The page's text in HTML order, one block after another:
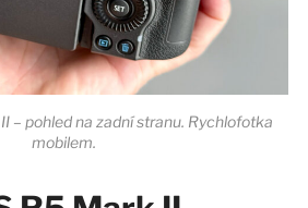
– pohled na zadní stranu. Rychlofotka
mobilem.